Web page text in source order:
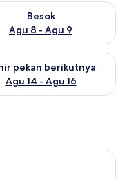
7 - Agu 8
Besok
Agu 8 - Agu 9
ketersediaan untuk
Agu 7 - Agu 9
pekan berikutnya
Agu 14 - Agu 16
ketersediaan untuk
Basic | Minibar, meja